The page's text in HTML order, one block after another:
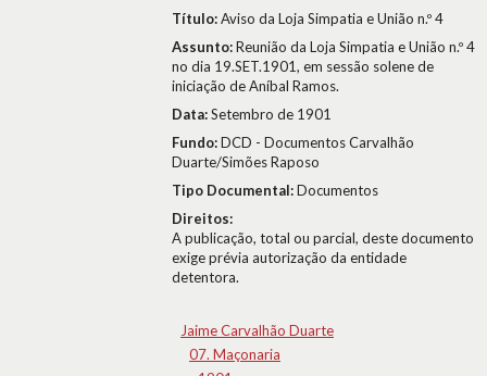
Título:Aviso da Loja Simpatia e União n.º 4
Assunto:Reunião da Loja Simpatia e União n.º 4
no dia 19.SET.1901, em sessão solene de
iniciação de Aníbal Ramos.
Data:Setembro de 1901
Fundo:DCD - Documentos Carvalhão
Duarte/Simões Raposo
Tipo Documental:Documentos
Direitos:
A publicação, total ou parcial, deste documento
exige prévia autorização da entidade
detentora.
Jaime Carvalhão Duarte
07. Maçonaria